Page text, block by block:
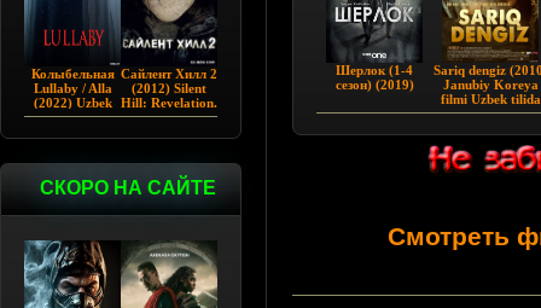
Колыбельная
Lullaby / Alla
(2022) Uzbek
tilida
Сайлент Хилл 2
(2012) Silent
Hill: Revelation.
СКОРО НА САЙТЕ
Шерлок (1-4
сезон) (2019)
Sariq dengiz
Janubiy Koreya
filmi Uzbek tilida
Смотреть